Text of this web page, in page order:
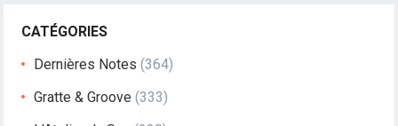
CATÉGORIES
Dernières Notes (364)
Gratte & Groove (333)